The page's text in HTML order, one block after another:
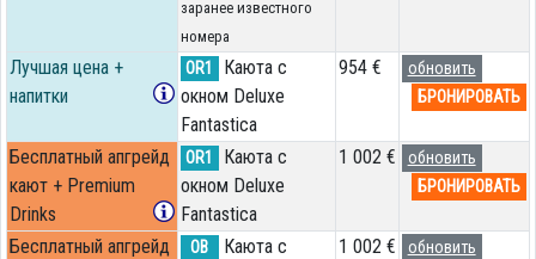
заранее известного
номера
Лучшая цена +
напитки
OR1
Каюта с
окном Deluxe
Fantastica
954 €
обновить
БРОНИРОВАТЬ
Бесплатный апгрейд
кают + Premium
Drinks
OR1
Каюта с
окном Deluxe
Fantastica
1 002 €
обновить
БРОНИРОВАТЬ
Бесплатный апгрейд
OB
Каюта с
1 002 €
обновить